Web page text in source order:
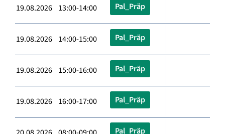
19.08.2026 13:00-14:00 Pal_Präp
19.08.2026 14:00-15:00 Pal_Präp
19.08.2026 15:00-16:00 Pal_Präp
19.08.2026 16:00-17:00 Pal_Präp
Pal_Präp